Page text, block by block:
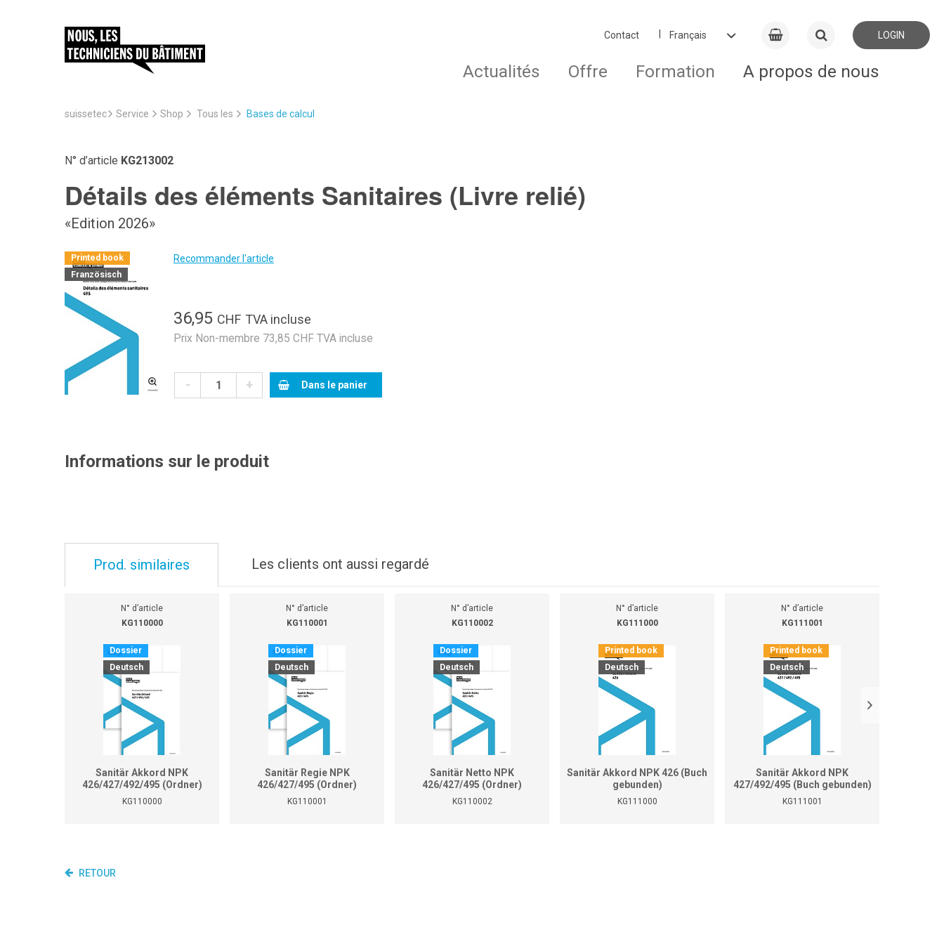
Contact LOGIN
Actualités Offre Formation A propos de nous
suissetec Service Shop Tous les Bases de calcul
N° d’article KG213002
Détails des éléments Sanitaires (Livre relié)
«Edition 2026»
Printed book
Französisch
Recommander l'article
36,95 CHF TVA incluse
Prix Non-membre 73,85 CHF TVA incluse
- + Dans le panier
Informations sur le produit
Prod. similaires Les clients ont aussi regardé
N° d’article
KG110000
Dossier
Deutsch
Sanitär Akkord NPK
426/427/492/495 (Ordner)
KG110000
N° d’article
KG110001
Dossier
Deutsch
Sanitär Regie NPK
426/427/495 (Ordner)
KG110001
N° d’article
KG110002
Dossier
Deutsch
Sanitär Netto NPK
426/427/495 (Ordner)
KG110002
N° d’article
KG111000
Printed book
Deutsch
Sanitär Akkord NPK 426 (Buch
gebunden)
KG111000
N° d’article
KG111001
Printed book
Deutsch
Sanitär Akkord NPK
427/492/495 (Buch gebunden)
KG111001
RETOUR